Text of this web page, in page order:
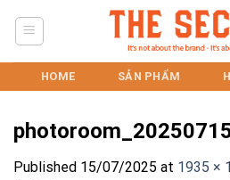
HOME SẢN PHẨM
Published 15/07/2025 at 1935 ×